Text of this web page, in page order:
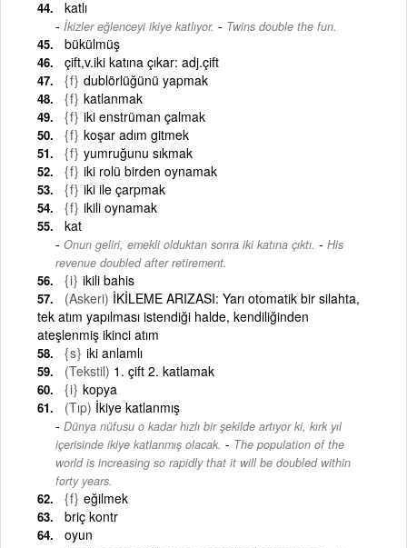
katlı
İkizler eğlenceyi ikiye katlıyor. - Twins double the fun.
bükülmüş
çift,v.iki katına çıkar: adj.çift
{f} dublörlüğünü yapmak
{f} katlanmak
{f} iki enstrüman çalmak
{f} koşar adım gitmek
{f} yumruğunu sıkmak
{f} iki rolü birden oynamak
{f} iki ile çarpmak
{f} ikili oynamak
kat
Onun geliri, emekli olduktan sonra iki katına çıktı. - His
revenue doubled after retirement.
{i} ikili bahis
(Askeri) İKİLEME ARIZASI: Yarı otomatik bir silahta,
tek atım yapılması istendiği halde, kendiliğinden
ateşlenmiş ikinci atım
{s} iki anlamlı
(Tekstil) 1. çift 2. katlamak
{i} kopya
(Tıp) İkiye katlanmış
Dünya nüfusu o kadar hızlı bir şekilde artıyor ki, kırk yıl
içerisinde ikiye katlanmış olacak. - The population of the
world is increasing so rapidly that it will be doubled within
forty years.
{f} eğilmek
briç kontr
oyun